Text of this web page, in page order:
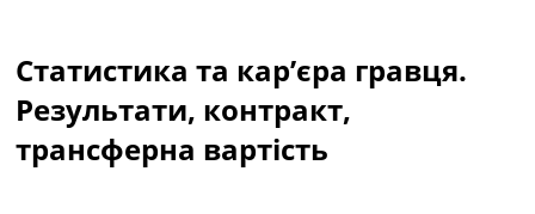
Чемпіонат Світу
Україна. Прем’єр-Ліга
Україна. Перша Ліга
Ліга Чемпіонів
Статистика та кар’єра гравця.
Результати, контракт,
трансферна вартість